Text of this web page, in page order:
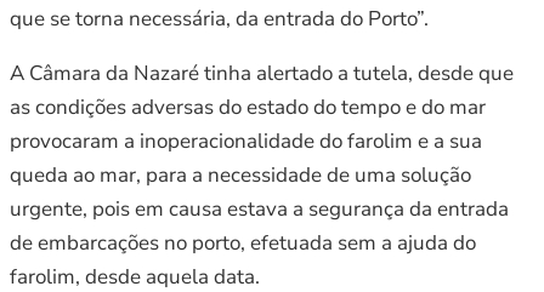
que se torna necessária, da entrada do Porto”.
A Câmara da Nazaré tinha alertado a tutela, desde que
as condições adversas do estado do tempo e do mar
provocaram a inoperacionalidade do farolim e a sua
queda ao mar, para a necessidade de uma solução
urgente, pois em causa estava a segurança da entrada
de embarcações no porto, efetuada sem a ajuda do
farolim, desde aquela data.